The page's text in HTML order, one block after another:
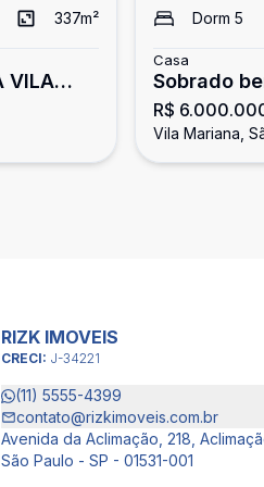
337m² Dorm 5
Casa
Sobrado
tranquila
R$
Vila Mariana,
RIZK IMOVEIS
CRECI: J-34221
(11) 5555-4399
contato@rizkimoveis.com.br
Avenida da Aclimação, 218,
São Paulo - SP - 01531-001